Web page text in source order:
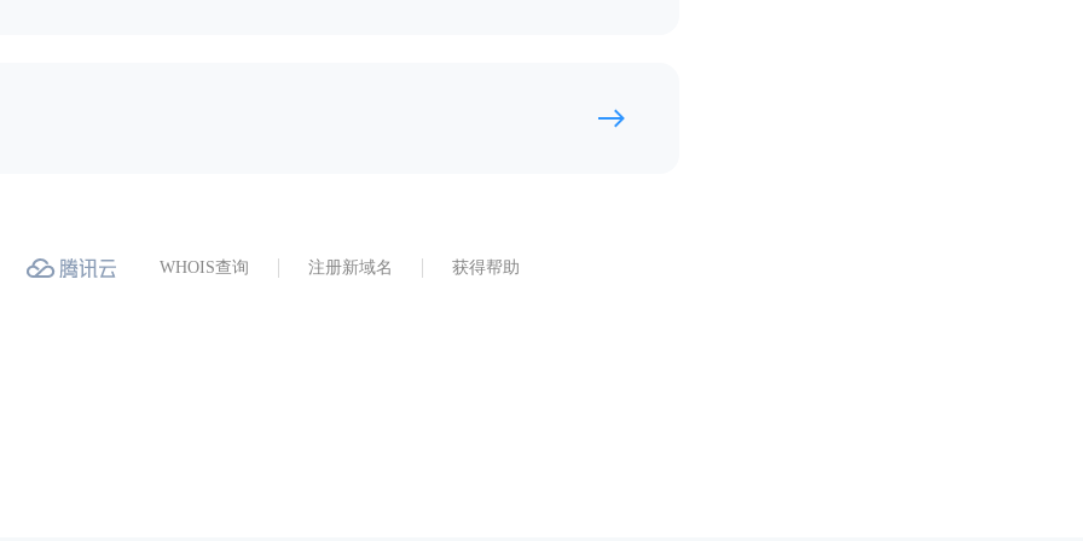
WHOIS查询 注册新域名 获得帮助